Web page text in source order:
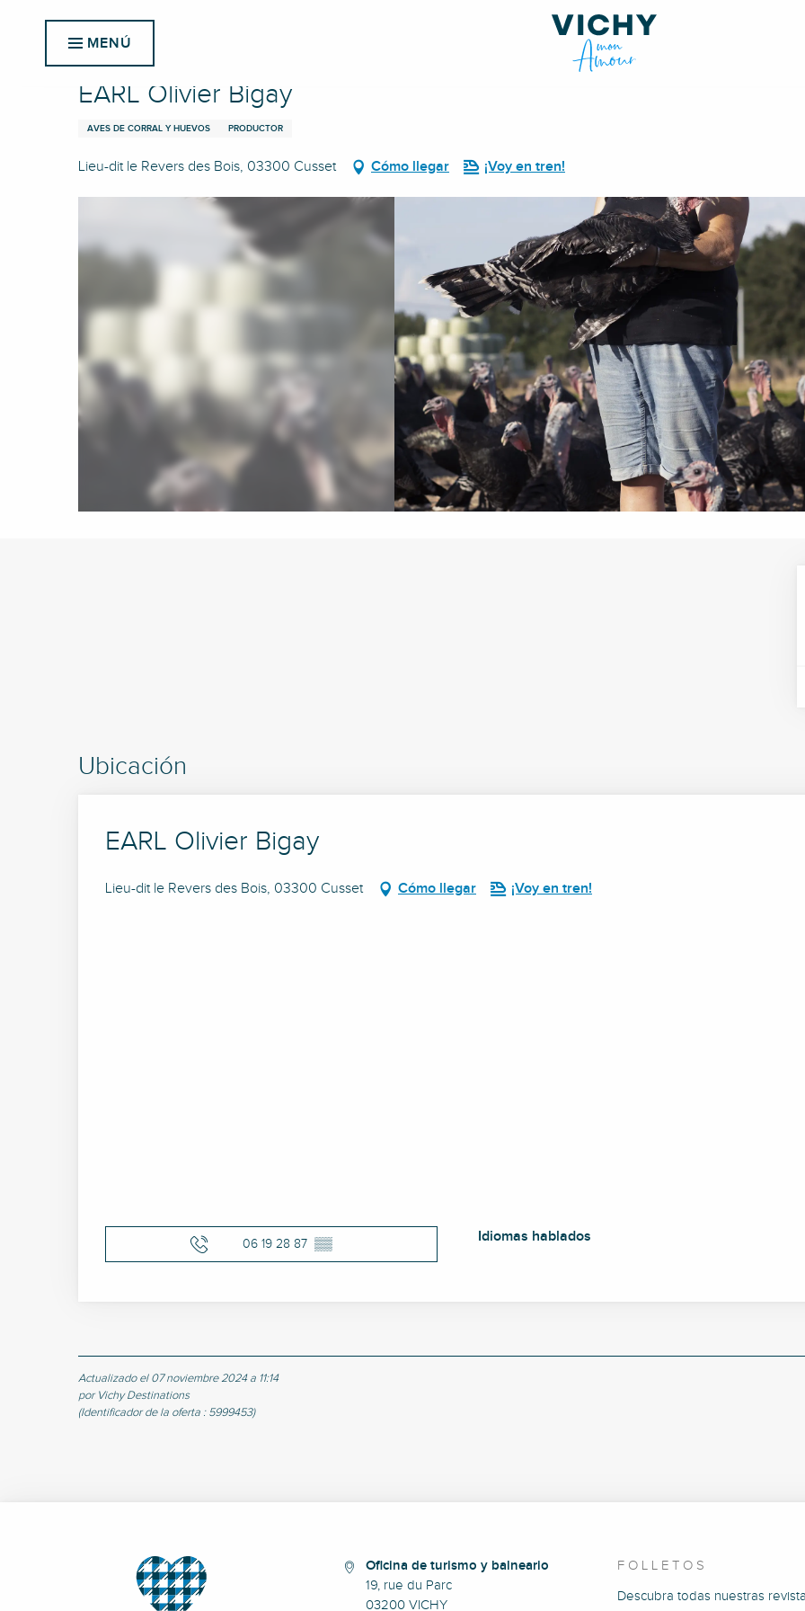
MENÚ
Inicio EARL Olivier Bigay
EARL Olivier Bigay
AVES DE CORRAL Y HUEVOS PRODUCTOR
Lieu-dit le Revers des Bois, 03300 Cusset Cómo llegar ¡Voy en tren!
Ubicación
EARL Olivier Bigay
Lieu-dit le Revers des Bois, 03300 Cusset Cómo llegar ¡Voy en tren!
06 19 28 87 ▒▒ Idiomas hablados
Idiomas hablados
Actualizado el 07 noviembre 2024 a 11:14
por Vichy Destinations
(Identificador de la oferta : 5999453)
Oficina de turismo y balneario
19, rue du Parc
03200 VICHY
FOLLETOS
Descubra todas nuestras